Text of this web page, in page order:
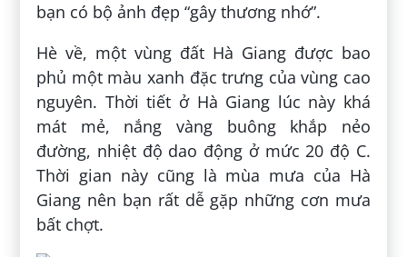
bạn có bộ ảnh đẹp “gây thương nhớ”.
Hè về, một vùng đất Hà Giang được bao
phủ một màu xanh đặc trưng của vùng cao
nguyên. Thời tiết ở Hà Giang lúc này khá
mát mẻ, nắng vàng buông khắp nẻo
đường, nhiệt độ dao động ở mức 20 độ C.
Thời gian này cũng là mùa mưa của Hà
Giang nên bạn rất dễ gặp những cơn mưa
bất chợt.